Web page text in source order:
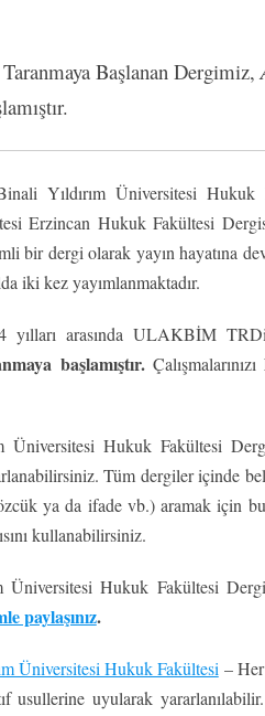
Başlanan Dergimiz,
Yıldırım Üniversitesi
Erzincan Hukuk Fakültesi
bir dergi olarak yayın hayatına
iki kez yayımlanmaktadır.
arasında ULAKBİM
başlamıştır.Çalışmalarınızı
Üniversitesi Hukuk Fakültesi
Tüm dergiler içinde
ya da ifade vb.) aramak için
kullanabilirsiniz.
Üniversitesi Hukuk Fakültesi
paylaşınız.
Üniversitesi Hukuk Fakültesi– Her
usullerine uyularak